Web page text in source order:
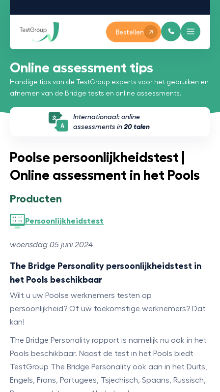
Bestellen
Online assessment tips
Handige tips van de TestGroup experts voor het gebruiken en
afnemen van de Bridge tests en online assessments.
Internationaal: online
assessments in 20 talen
Poolse persoonlijkheidstest |
Online assessment in het Pools
Producten
Persoonlijkheidstest
woensdag 05 juni 2024
The Bridge Personality persoonlijkheidstest in
het Pools beschikbaar
Wilt u uw Poolse werknemers testen op
persoonlijkheid? Of uw toekomstige werknemers? Dat
kan!
The Bridge Personality rapport is namelijk nu ook in het
Pools beschikbaar. Naast de test in het Pools biedt
TestGroup The Bridge Personality ook aan in het Duits,
Engels, Frans, Portugees, Tsjechisch, Spaans, Russisch,